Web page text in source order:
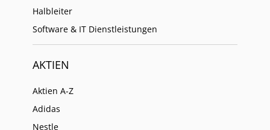
Halbleiter
Software & IT Dienstleistungen
AKTIEN
Aktien A-Z
Adidas
Nestle